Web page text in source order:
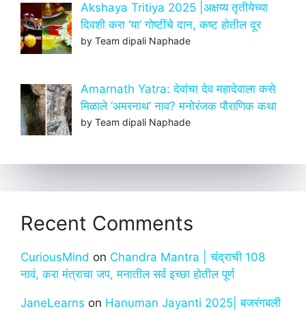
Akshaya Tritiya 2025 |अक्षय्य तृतीयेच्या
दिवशी करा ‘या’ गोष्टींचे दान, कष्ट होतील दूर
by Team dipali Naphade
Amarnath Yatra: देवांचा देव महादेवाला कसे
मिळाले ‘अमरनाथ’ नाव? मनोरंजक पौराणिक कथा
by Team dipali Naphade
Recent Comments
CuriousMind on Chandra Mantra | चंद्राची 108
नावं, करा मंत्राचा जप, मनातील सर्व इच्छा होतील पूर्ण
JaneLearns on Hanuman Jayanti 2025| बजरंगबली